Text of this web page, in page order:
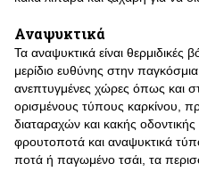
Αναψυκτικά
Τα αναψυκτικά είναι
μερίδιο ευθύνης στην
ανεπτυγμένες χώρες όπως και
ορισμένους τύπους καρκίνου,
διαταραχών και κακής οδοντικής
φρουτοποτά και αναψυκτικά
ποτά ή παγωμένο τσάι, τα